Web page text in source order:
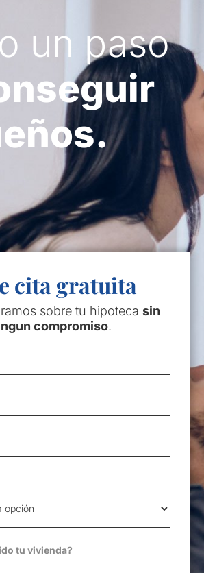
un paso
cita gratuita
sobre tu hipoteca sin
compromiso.
tu vivienda?